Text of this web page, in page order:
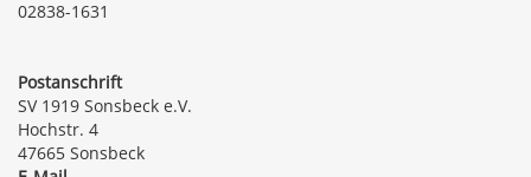
02838-1631
Postanschrift
SV 1919 Sonsbeck e.V.
Hochstr. 4
47665 Sonsbeck